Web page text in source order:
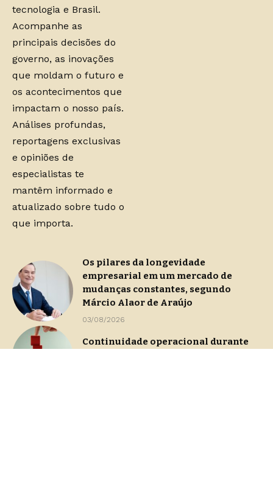
tecnologia e Brasil.
Acompanhe as
principais decisões do
governo, as inovações
que moldam o futuro e
os acontecimentos que
impactam o nosso país.
Análises profundas,
reportagens exclusivas
e opiniões de
especialistas te
mantêm informado e
atualizado sobre tudo o
que importa.
Os pilares da longevidade
empresarial em um mercado de
mudanças constantes, segundo
Márcio Alaor de Araújo
03/08/2026
Continuidade operacional durante